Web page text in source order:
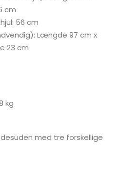
cm
56 cm
Længde 97 cm x
23 cm
kg
med tre forskellige